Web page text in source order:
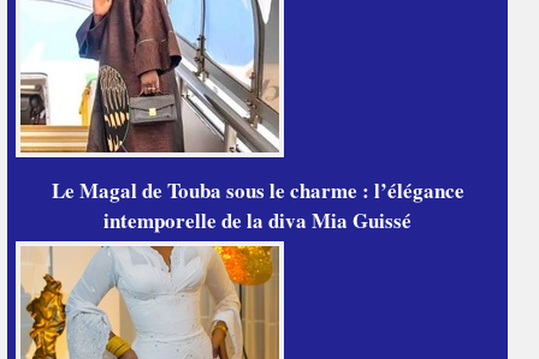
Le Magal de Touba sous le charme : l’élégance
intemporelle de la diva Mia Guissé